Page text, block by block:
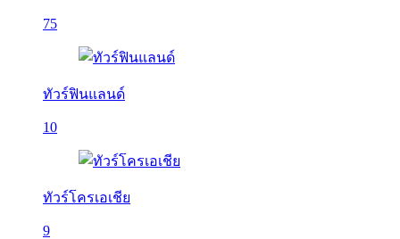
75
ทัวร์ฟินแลนด์
10
ทัวร์โครเอเชีย
9